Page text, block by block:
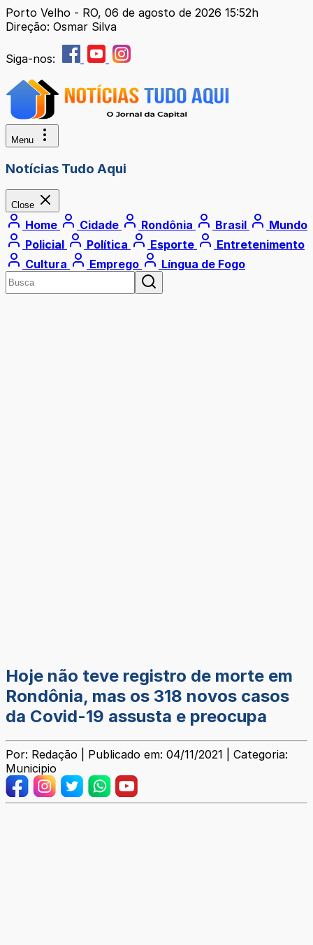
Porto Velho - RO, 06 de agosto de 2026 15:52h
Direção: Osmar Silva
Siga-nos:
Menu
Notícias Tudo Aqui
Close
Home Cidade Rondônia Brasil
Mundo
Policial
Política Esporte
Entretenimento
Cultura
Emprego Língua de Fogo
Hoje não teve registro de morte em
Rondônia, mas os 318 novos casos
da Covid-19 assusta e preocupa
Por: Redação | Publicado em: 04/11/2021 | Categoria:
Municipio